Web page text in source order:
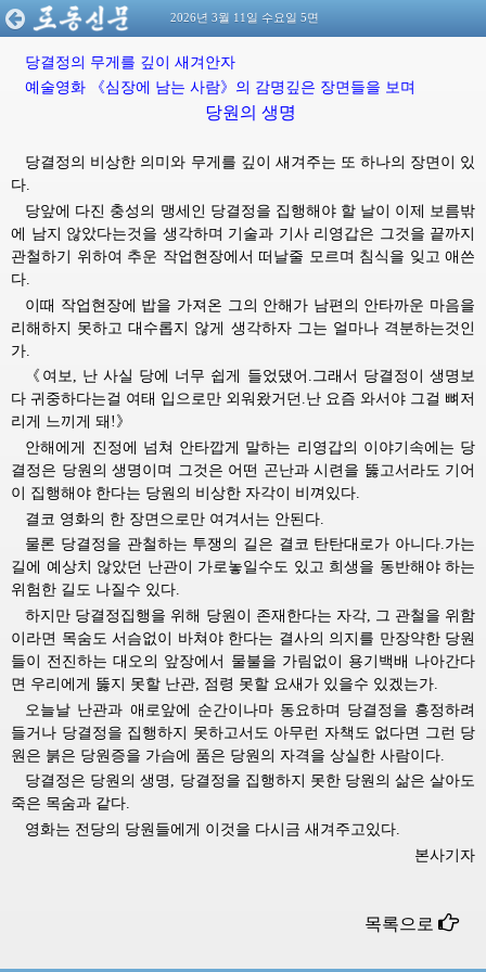
2026년 3월 11일 수요일 5면
당결정의 무게를 깊이 새겨안자
예술영화
《심장에 남는 사람》의 감명깊은 장면들을 보며
당원의 생명
당결정의 비상한 의미와 무게를 깊이 새겨주는 또 하나의 장면이 있
다.
당앞에 다진 충성의 맹세인 당결정을 집행해야 할 날이 이제 보름밖
에 남지 않았다는것을 생각하며 기술과 기사 리영갑은 그것을 끝까지
관철하기 위하여 추운 작업현장에서 떠날줄 모르며 침식을 잊고 애쓴
다.
이때 작업현장에 밥을 가져온 그의 안해가 남편의 안타까운 마음을
리해하지 못하고 대수롭지 않게 생각하자 그는 얼마나 격분하는것인
가.
《여보, 난 사실 당에 너무 쉽게 들었댔어.그래서 당결정이 생명보
다 귀중하다는걸 여태 입으로만 외워왔거던.난 요즘 와서야 그걸 뼈저
리게 느끼게 돼!》
안해에게 진정에 넘쳐 안타깝게 말하는 리영갑의 이야기속에는 당
결정은 당원의 생명이며 그것은 어떤 곤난과 시련을 뚫고서라도 기어
이 집행해야 한다는 당원의 비상한 자각이 비껴있다.
결코 영화의 한 장면으로만 여겨서는 안된다.
물론 당결정을 관철하는 투쟁의 길은 결코 탄탄대로가 아니다.가는
길에 예상치 않았던 난관이 가로놓일수도 있고 희생을 동반해야 하는
위험한 길도 나질수 있다.
하지만 당결정집행을 위해 당원이 존재한다는 자각, 그 관철을 위함
이라면 목숨도 서슴없이 바쳐야 한다는 결사의 의지를 만장약한 당원
들이 전진하는 대오의 앞장에서 물불을 가림없이 용기백배 나아간다
면 우리에게 뚫지 못할 난관, 점령 못할 요새가 있을수 있겠는가.
오늘날 난관과 애로앞에 순간이나마 동요하며 당결정을 흥정하려
들거나 당결정을 집행하지 못하고서도 아무런 자책도 없다면 그런 당
원은 붉은 당원증을 가슴에 품은 당원의 자격을 상실한 사람이다.
당결정은 당원의 생명, 당결정을 집행하지 못한 당원의 삶은 살아도
죽은 목숨과 같다.
영화는 전당의 당원들에게 이것을 다시금 새겨주고있다.
본사기자
목록으로